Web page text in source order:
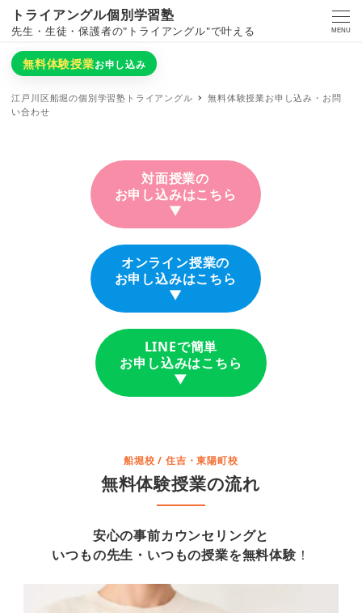
トライアングル個別学習塾
先生・生徒・保護者の"トライアングル"で叶える MENU
無料体験授業お申し込み
江戸川区船堀の個別学習塾トライアングル
無料体験授業お申し込み・お問
い合わせ
対面授業の
お申し込みはこちら
▼
オンライン授業の
お申し込みはこちら
▼
LINEで簡単
お申し込みはこちら
▼
船堀校 / 住吉・東陽町校
無料体験授業の流れ
安心の事前カウンセリングと
いつもの先生・いつもの授業を無料体験 ！